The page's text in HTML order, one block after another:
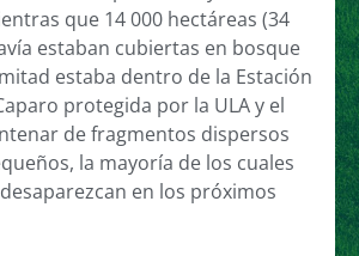
que 14 000 hectáreas (34
estaban cubiertas en bosque
estaba dentro de la Estación
protegida por la ULA y el
de fragmentos dispersos
la mayoría de los cuales
en los próximos